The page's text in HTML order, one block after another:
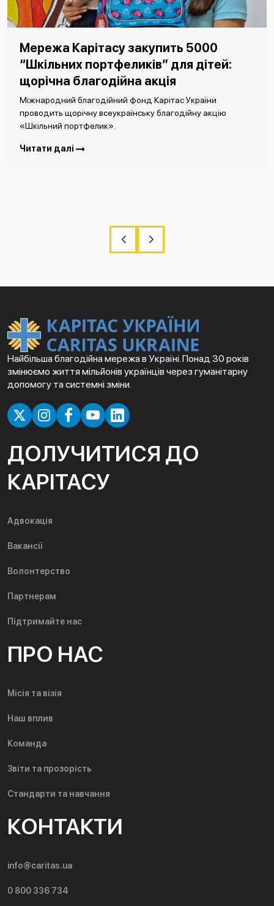
Мережа Карітасу закупить 5000
“Шкільних портфеликів” для дітей:
щорічна благодійна акція
Міжнародний благодійний фонд Карітас України
проводить щорічну всеукраїнську благодійну акцію
«Шкільний портфелик».
Читати далі
Найбільша благодійна мережа в Україні. Понад 30 років
змінюємо життя мільйонів українців через гуманітарну
допомогу та системні зміни.
ДОЛУЧИТИСЯ ДО
КАРІТАСУ
Адвокація
Вакансії
Волонтерство
Партнерам
Підтримайте нас
ПРО НАС
Місія та візія
Наш вплив
Команда
Звіти та прозорість
Стандарти та навчання
КОНТАКТИ
info@caritas.ua
0 800 336 734